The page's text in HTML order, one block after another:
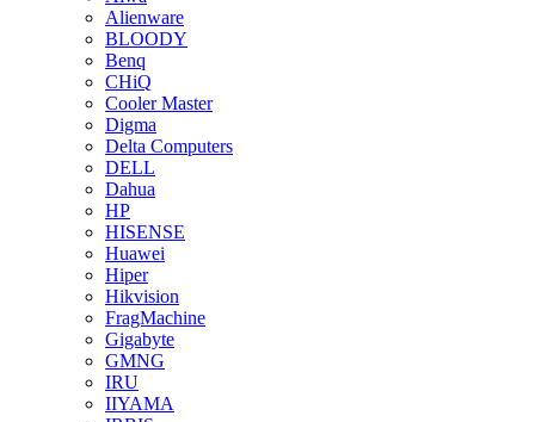
Alienware
BLOODY
Benq
CHiQ
Cooler Master
Digma
Delta Computers
DELL
Dahua
HP
HISENSE
Huawei
Hiper
Hikvision
FragMachine
Gigabyte
GMNG
IRU
IIYAMA